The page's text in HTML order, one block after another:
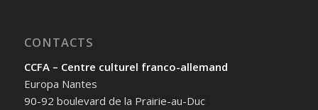
CONTACTS
CCFA – Centre culturel franco-allemand
Europa Nantes
90-92 boulevard de la Prairie-au-Duc